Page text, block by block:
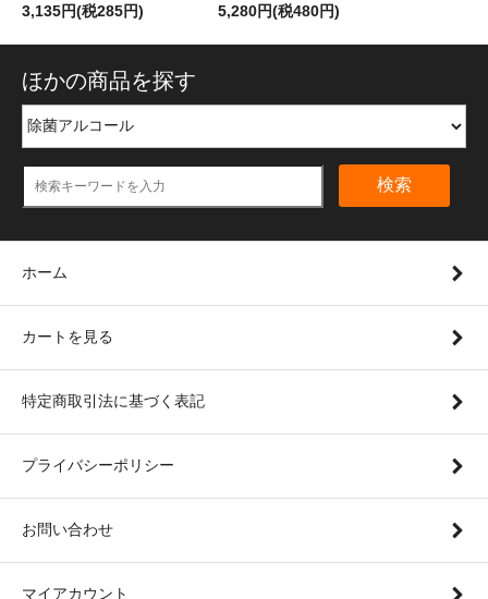
3,135円(税285円) 5,280円(税480円)
ほかの商品を探す
検索
ホーム
カートを見る
特定商取引法に基づく表記
プライバシーポリシー
お問い合わせ
マイアカウント